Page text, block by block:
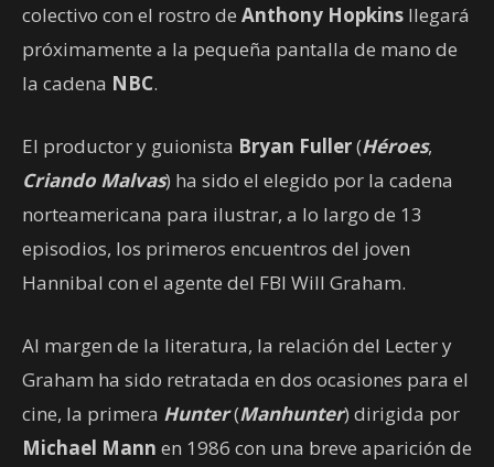
colectivo con el rostro de Anthony Hopkins llegará
próximamente a la pequeña pantalla de mano de
la cadena NBC.
El productor y guionista Bryan Fuller(Héroes,
Criando Malvas) ha sido el elegido por la cadena
norteamericana para ilustrar, a lo largo de 13
episodios, los primeros encuentros del joven
Hannibal con el agente del FBI Will Graham.
Al margen de la literatura, la relación del Lecter y
Graham ha sido retratada en dos ocasiones para el
cine, la primera Hunter(Manhunter) dirigida por
Michael Mann en 1986 con una breve aparición de